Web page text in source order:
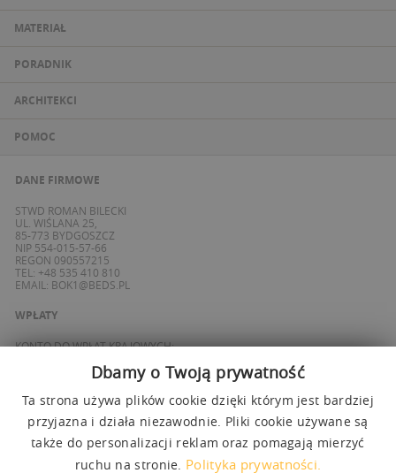
MATERIAŁ
PORADNIK
ARCHITEKCI
POMOC
DANE FIRMOWE
STWD ROMAN BILECKI
UL. WIŚLANA 25,
85-773 BYDGOSZCZ
NIP 554-015-57-66
REGON 090557215
TEL: +48 535 410 810
EMAIL: BOK1@BEDS.PL
WPŁATY
KONTO DO WPŁAT KRAJOWYCH:
69 1050 1139 1000 0090 8355 0765
KONTO DO WPŁAT SPOZA POLSKI / FOREIGN PAYMENTS:
BANK ING
PL 27 1050 1139 1000 0090 8358 3337
SWIFT: INGBPLPW
OBSŁUGUJEMY PŁATNOŚCI
Dbamy o Twoją prywatność
Ta strona używa plików cookie dzięki którym jest bardziej
przyjazna i działa niezawodnie. Pliki cookie używane są
także do personalizacji reklam oraz pomagają mierzyć
ruchu na stronie. Polityka prywatności.